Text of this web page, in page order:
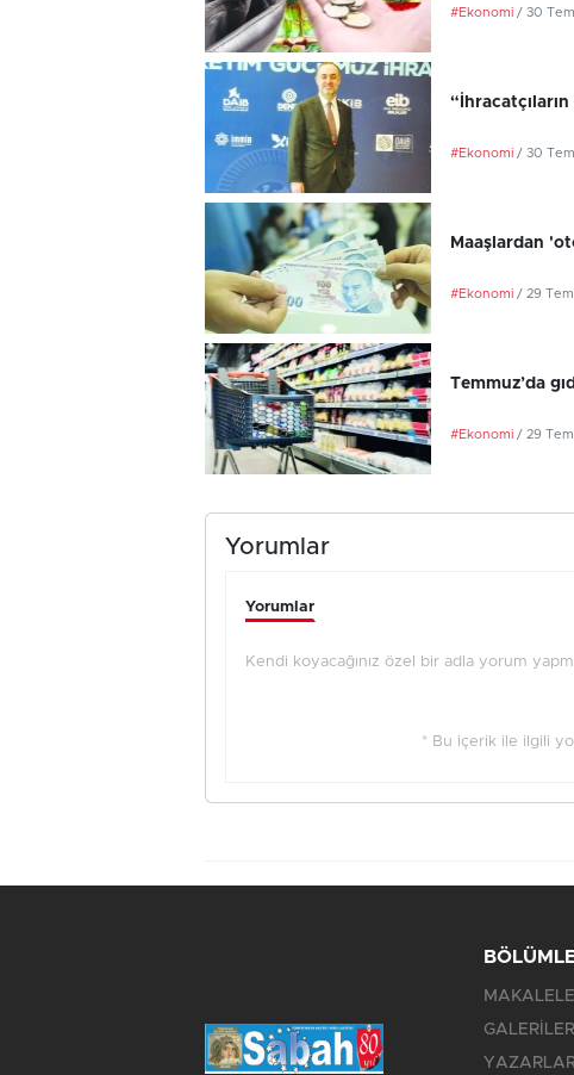
#Ekonomi / 30
#Ekonomi / 30
Maaşlardan
#Ekonomi / 29
Temmuz’da
#Ekonomi / 29
Yorumlar
Yorumlar
Kendi koyacağınız özel bir adla yorum
* Bu içerik ile ilgili
GALERİLER